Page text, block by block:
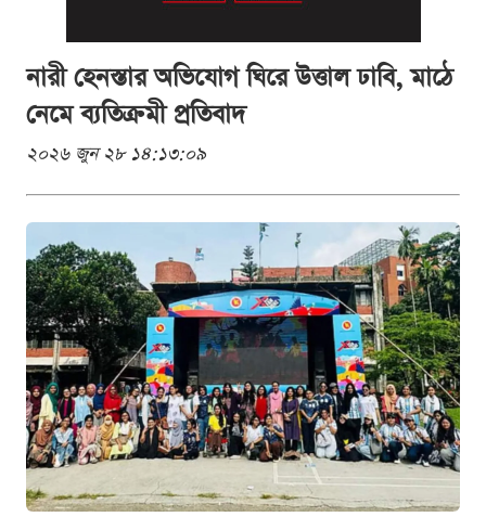
নারী হেনস্তার অভিযোগ ঘিরে উত্তাল ঢাবি, মাঠে
নেমে ব্যতিক্রমী প্রতিবাদ
২০২৬ জুন ২৮ ১৪:১৩:০৯